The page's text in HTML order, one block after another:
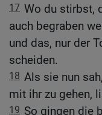
17 Wo du stirbst,
auch begraben
und das, nur der
scheiden.
18 Als sie nun
mit ihr zu gehen,
19 So gingen die